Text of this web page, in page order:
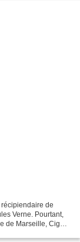
de
Verne. Pourtant,
de Marseille, Cigale